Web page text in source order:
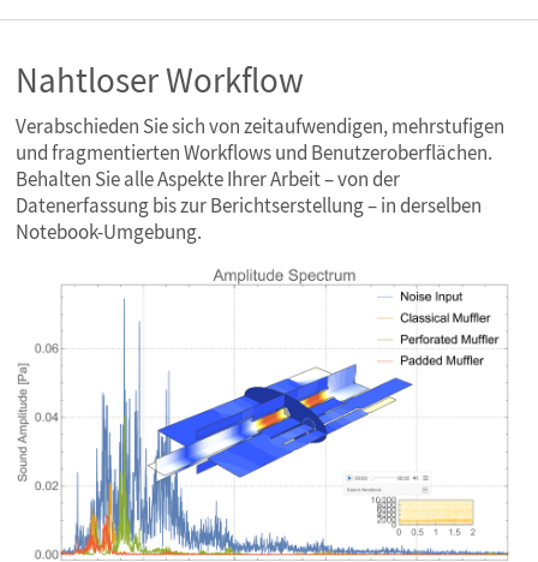
Nahtloser Workflow
Verabschieden Sie sich von zeitaufwendigen, mehrstufigen
und fragmentierten Workflows und Benutzeroberflächen.
Behalten Sie alle Aspekte Ihrer Arbeit – von der
Datenerfassung bis zur Berichtserstellung – in derselben
Notebook-Umgebung.